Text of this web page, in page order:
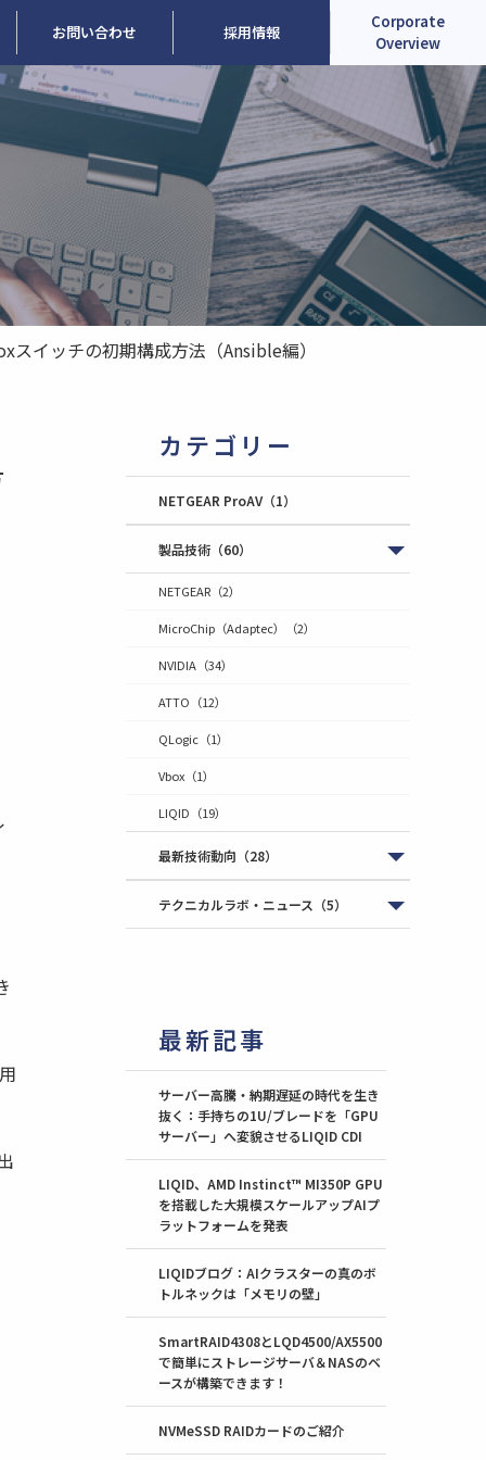
お問い合わせ 採用情報
Corporate
Overview
イッチの初期構成方法（Ansible編）
カテゴリー
NETGEAR ProAV（1）
製品技術 （60）
NETGEAR （2）
MicroChip（Adaptec） （2）
NVIDIA （34）
ATTO （12）
QLogic （1）
Vbox （1）
LIQID （19）
最新技術動向 （28）
テクニカルラボ・ニュース （5）
最新記事
サーバー高騰・納期遅延の時代を生き
抜く：手持ちの1U/ブレードを「GPU
サーバー」へ変貌させるLIQID CDI
LIQID、AMD Instinct™ MI350P GPU
を搭載した大規模スケールアップAIプ
ラットフォームを発表
LIQIDブログ：AIクラスターの真のボ
トルネックは「メモリの壁」
SmartRAID4308とLQD4500/AX5500
で簡単にストレージサーバ＆NASのベ
ースが構築できます！
NVMeSSD RAIDカードのご紹介